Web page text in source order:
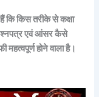
कि किस तरीके से कक्षा
एवं आंसर कैसे
होने वाला है।